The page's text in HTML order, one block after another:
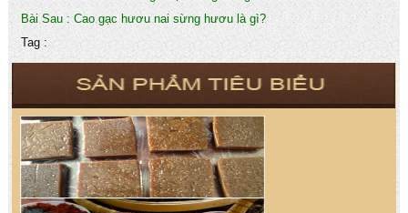
Bài Sau : Cao gạc hươu nai sừng hươu là gì?
Tag :